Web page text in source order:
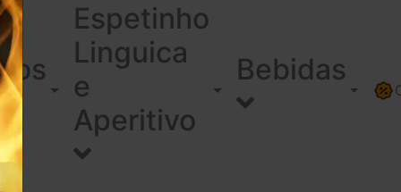
Espetinho
Linguica
e
Aperitivo
Bebidas